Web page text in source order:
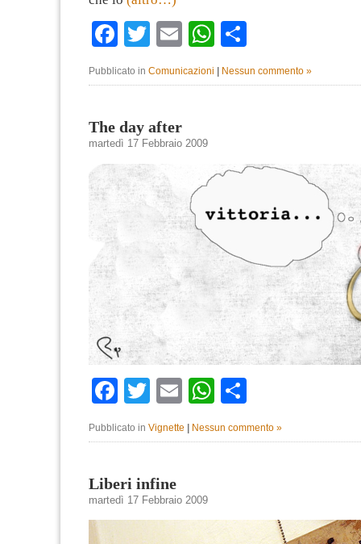
Facebook
TwitterEmailWhatsApp
Pubblicato in Comunicazioni Nessun commento »
The day after
martedì 17 Febbraio 2009
Facebook
TwitterEmailWhatsApp
Pubblicato in Vignette | Nessun commento »
Liberi infine
martedì 17 Febbraio 2009